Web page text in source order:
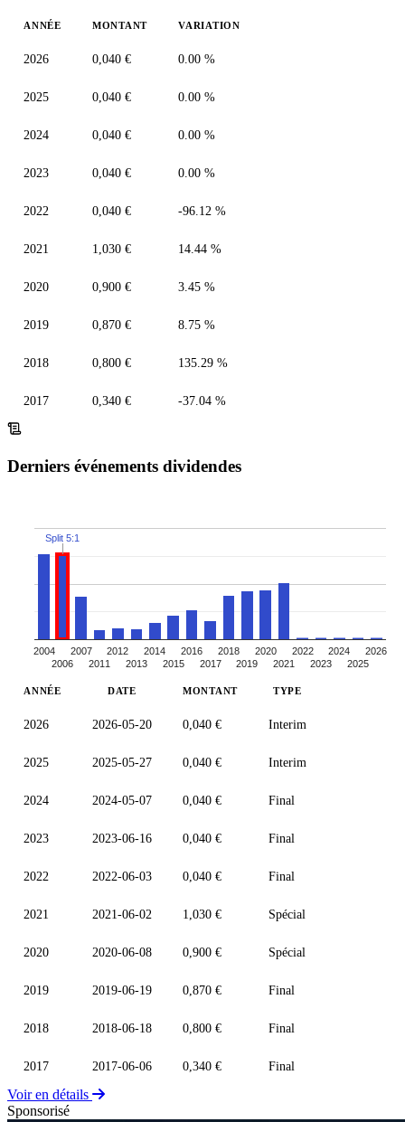
ANNÉE MONTANT VARIATION
2026 0,040 € 0.00 %
2025 0,040 € 0.00 %
2024 0,040 € 0.00 %
2023 0,040 € 0.00 %
2022 0,040 € -96.12 %
2021 1,030 € 14.44 %
2020 0,900 € 3.45 %
2019 0,870 € 8.75 %
2018 0,800 € 135.29 %
2017 0,340 € -37.04 %
Derniers événements dividendes
2004
2006
2007
2011
2012
2013
2014
2015
2016
2017
2018
2019
2020
2021
2022
2023
2024
2025
2026
Split 5:1
ANNÉE DATE MONTANT TYPE
2026 2026-05-20 0,040 € Interim
2025 2025-05-27 0,040 € Interim
2024 2024-05-07 0,040 € Final
2023 2023-06-16 0,040 € Final
2022 2022-06-03 0,040 € Final
2021 2021-06-02 1,030 € Spécial
2020 2020-06-08 0,900 € Spécial
2019 2019-06-19 0,870 € Final
2018 2018-06-18 0,800 € Final
2017 2017-06-06 0,340 € Final
Voir en détails
Sponsorisé